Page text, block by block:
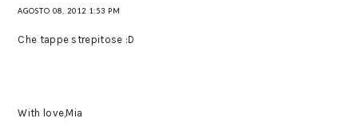
AGOSTO 08, 2012 1:53 PM
Che tappe strepitose :D
With love,Mia